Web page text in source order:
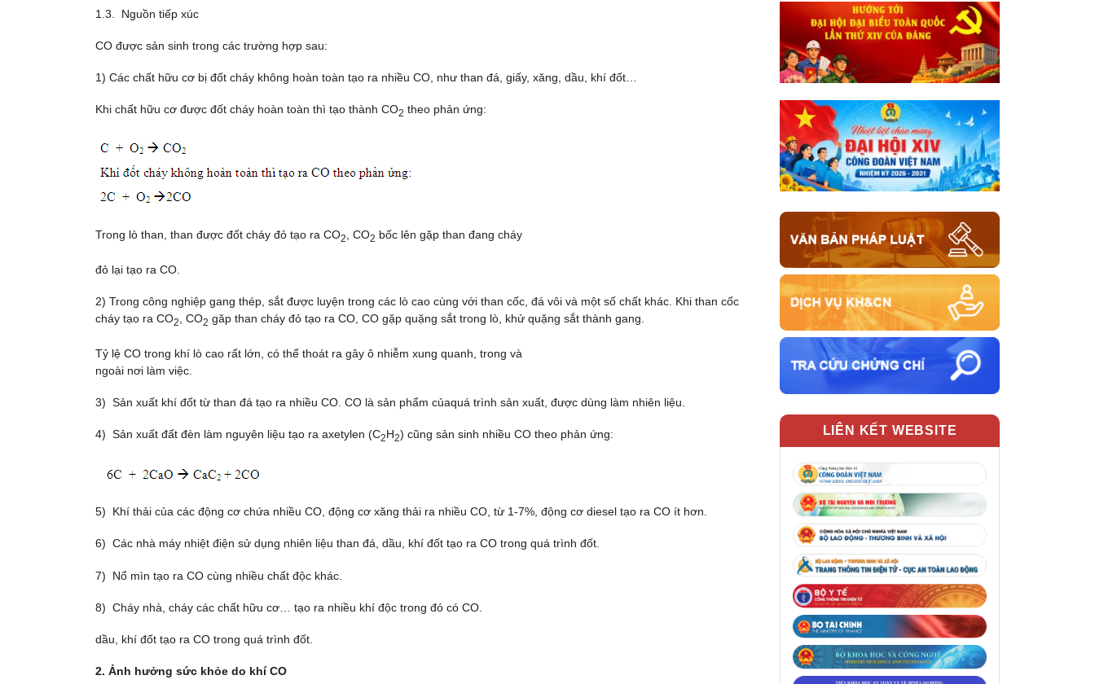
1.3. Nguồn tiếp xúc
CO được sản sinh trong các trường hợp sau:
1) Các chất hữu cơ bị đốt cháy không hoàn toàn tạo ra nhiều CO, như than đá, giấy, xăng, dầu, khí đốt…
Khi chất hữu cơ được đốt cháy hoàn toàn thì tạo thành CO2 theo phản ứng:
Trong lò than, than được đốt cháy đỏ tạo ra CO2 , CO2 bốc lên gặp than đang cháy
đỏ lại tạo ra CO.
2) Trong công nghiệp gang thép, sắt được luyện trong các lò cao cùng với than cốc, đá vôi và một số chất khác. Khi than cốc
cháy tạo ra CO2 , CO2 găp than cháy đỏ tạo ra CO, CO gặp quặng sắt trong lò, khử quặng sắt thành gang.
Tỷ lệ CO trong khí lò cao rất lớn, có thể thoát ra gây ô nhiễm xung quanh, trong và
ngoài nơi làm việc.
3) Sản xuất khí đốt từ than đá tạo ra nhiều CO. CO là sản phẩm củaquá trình sản xuất, được dùng làm nhiên liệu.
4) Sản xuất đất đèn làm nguyên liệu tạo ra axetylen (C2H2) cũng sản sinh nhiều CO theo phản ứng:
5) Khí thải của các động cơ chứa nhiều CO, động cơ xăng thải ra nhiều CO, từ 1-7%, động cơ diesel tạo ra CO ít hơn.
6) Các nhà máy nhiệt điện sử dụng nhiên liệu than đá, dầu, khí đốt tạo ra CO trong quá trình đốt.
7) Nổ mìn tạo ra CO cùng nhiều chất độc khác.
8) Cháy nhà, cháy các chất hữu cơ… tạo ra nhiều khí độc trong đó có CO.
dầu, khí đốt tạo ra CO trong quá trình đốt.
2. Ảnh hưởng sức khỏe do khí CO
LIÊN KẾT WEBSITE